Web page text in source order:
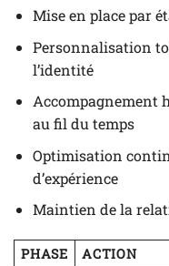
Mise en place par
Personnalisation
l’identité
Accompagnement
au fil du temps
Optimisation
d’expérience
Maintien de la
PHASE ACTION